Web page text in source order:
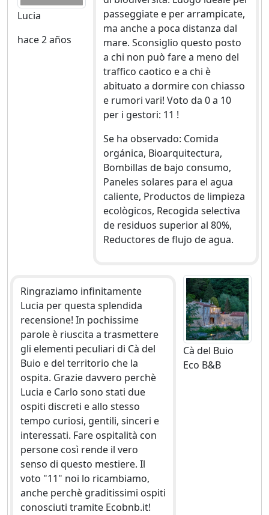
Lucia
hace 2 años
passeggiate e per arrampicate,
ma anche a poca distanza dal
mare. Sconsiglio questo posto
a chi non può fare a meno del
traffico caotico e a chi è
abituato a dormire con chiasso
e rumori vari! Voto da 0 a 10
per i gestori: 11 !
Se ha observado: Comida
orgánica, Bioarquitectura,
Bombillas de bajo consumo,
Paneles solares para el agua
caliente, Productos de limpieza
ecològicos, Recogida selectiva
de residuos superior al 80%,
Reductores de flujo de agua.
Ringraziamo infinitamente
Lucia per questa splendida
recensione! In pochissime
parole è riuscita a trasmettere
gli elementi peculiari di Cà del
Buio e del territorio che la
ospita. Grazie davvero perchè
Lucia e Carlo sono stati due
ospiti discreti e allo stesso
tempo curiosi, gentili, sinceri e
interessati. Fare ospitalità con
persone così rende il vero
senso di questo mestiere. Il
voto "11" noi lo ricambiamo,
anche perchè graditissimi ospiti
conosciuti tramite Ecobnb.it!
Cà del Buio
Eco B&B